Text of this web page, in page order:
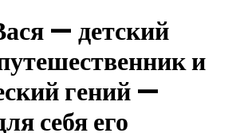
— детский
и
гений —
себя его